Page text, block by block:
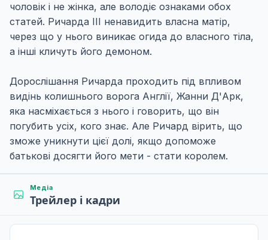
чоловік і не жінка, але володіє ознаками обох
статей. Ричарда III ненавидить власна матір,
через що у нього виникає огида до власного тіла,
а інші кличуть його демоном.
Дорослішання Ричарда проходить під впливом
видінь колишнього ворога Англії, Жанни Д'Арк,
яка насміхається з нього і говорить, що він
погубить усіх, кого знає. Але Ричард вірить, що
зможе уникнути цієї долі, якщо допоможе
батькові досягти його мети - стати королем.
Медіа
Трейлер і кадри